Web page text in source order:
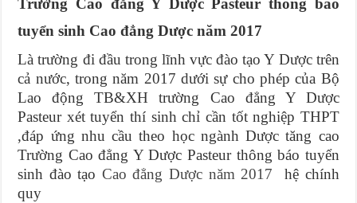
Trường Cao đẳng Y Dược Pasteur thông báo
tuyển sinh Cao đẳng Dược năm 2017
Là trường đi đầu trong lĩnh vực đào tạo Y Dược trên
cả nước, trong năm 2017 dưới sự cho phép của Bộ
Lao động TB&XH trường Cao đẳng Y Dược
Pasteur xét tuyển thí sinh chỉ cần tốt nghiệp THPT
,đáp ứng nhu cầu theo học ngành Dược tăng cao
Trường Cao đẳng Y Dược Pasteur thông báo tuyển
sinh đào tạo Cao đẳng Dược năm 2017 hệ chính
quy